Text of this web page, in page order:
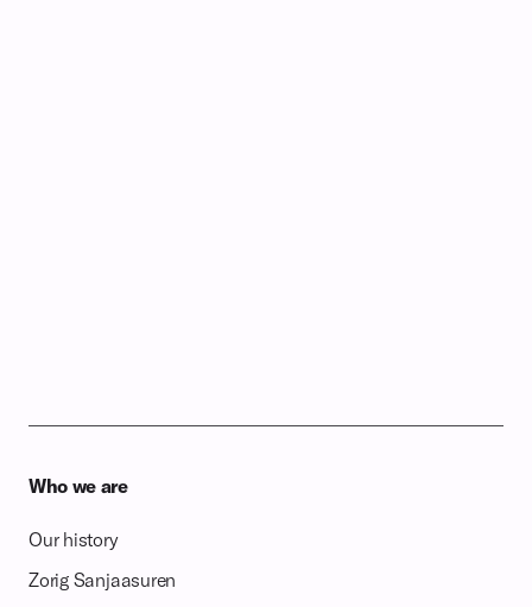
Who we are
Our history
Zorig Sanjaasuren